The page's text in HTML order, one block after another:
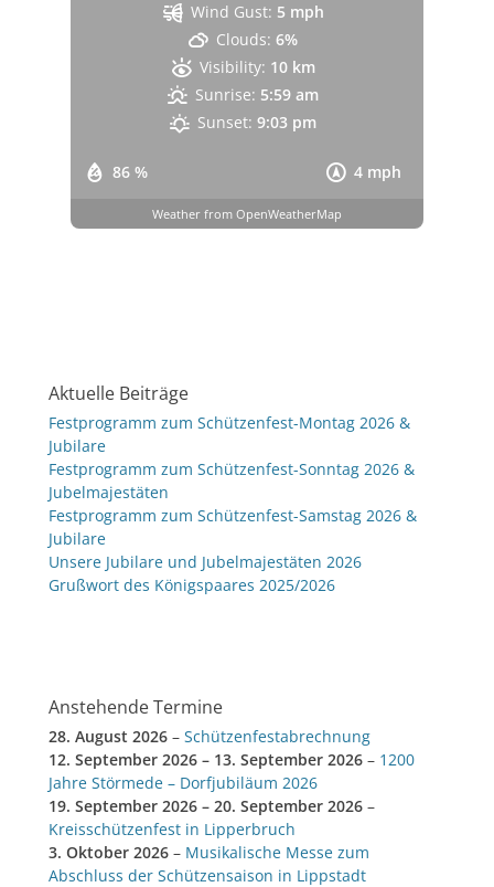
86 % 4 mph
Wind Gust: 5 mph
Clouds: 6%
Visibility: 10 km
Sunrise: 5:59 am
Sunset: 9:03 pm
Weather from OpenWeatherMap
Aktuelle Beiträge
Festprogramm zum Schützenfest-Montag 2026 &
Jubilare
Festprogramm zum Schützenfest-Sonntag 2026 &
Jubelmajestäten
Festprogramm zum Schützenfest-Samstag 2026 &
Jubilare
Unsere Jubilare und Jubelmajestäten 2026
Grußwort des Königspaares 2025/2026
Anstehende Termine
28. August 2026 – Schützenfestabrechnung
12. September 2026 – 13. September 2026 – 1200
Jahre Störmede – Dorfjubiläum 2026
19. September 2026 – 20. September 2026 –
Kreisschützenfest in Lipperbruch
3. Oktober 2026 – Musikalische Messe zum
Abschluss der Schützensaison in Lippstadt